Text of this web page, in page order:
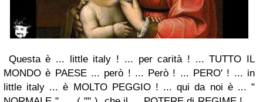
Questa è ... little italy ! ... per carità ! ... TUTTO IL
MONDO è PAESE ... però ! ... Però ! ... PERO' ! ... in
little italy ... è MOLTO PEGGIO ! ... qui da noi è ... "